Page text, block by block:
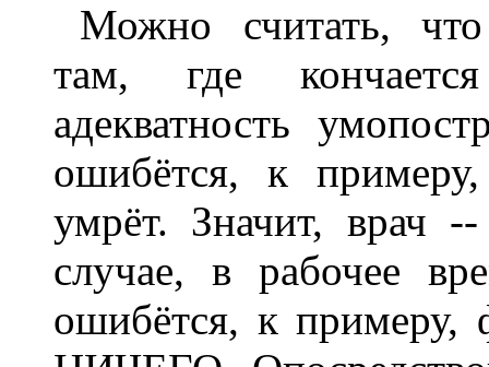
Можно считать, что
там, где
адекватность
ошибётся, к
умрёт. Значит, врач
случае, в рабочее
ошибётся, к примеру,